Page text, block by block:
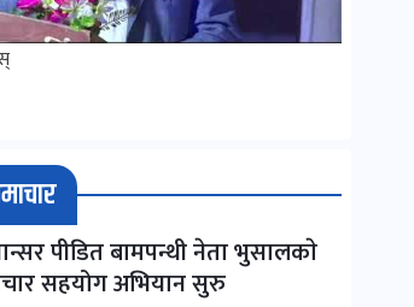
पीडित बामपन्थी नेता भुसालकाे
सहयोग अभियान सुरु